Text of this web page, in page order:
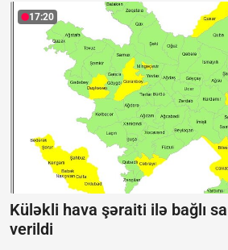
17:20
Küləkli hava şəraiti ilə bağlı
verildi